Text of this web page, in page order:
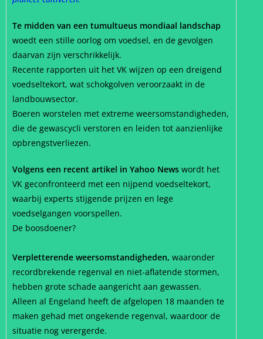
Te midden van een tumultueus mondiaal landschap
woedt een stille oorlog om voedsel, en de gevolgen
daarvan zijn verschrikkelijk.
Recente rapporten uit het VK wijzen op een dreigend
voedseltekort, wat schokgolven veroorzaakt in de
landbouwsector.
Boeren worstelen met extreme weersomstandigheden,
die de gewascycli verstoren en leiden tot aanzienlijke
opbrengstverliezen.
Volgens een recent artikel in Yahoo News wordt het
VK geconfronteerd met een nijpend voedseltekort,
waarbij experts stijgende prijzen en lege
voedselgangen voorspellen.
De boosdoener?
Verpletterende weersomstandigheden, waaronder
recordbrekende regenval en niet-aflatende stormen,
hebben grote schade aangericht aan gewassen.
Alleen al Engeland heeft de afgelopen 18 maanden te
maken gehad met ongekende regenval, waardoor de
situatie nog verergerde.